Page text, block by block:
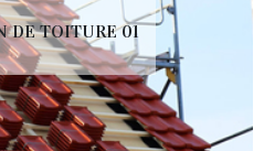
DE TOITURE 01